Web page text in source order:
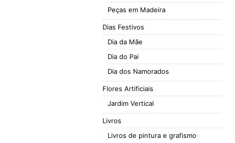
Peças em Madeira
Dias Festivos
Dia da Mãe
Dia do Pai
Dia dos Namorados
Flores Artificiais
Jardim Vertical
Livros
Livros de pintura e grafismo